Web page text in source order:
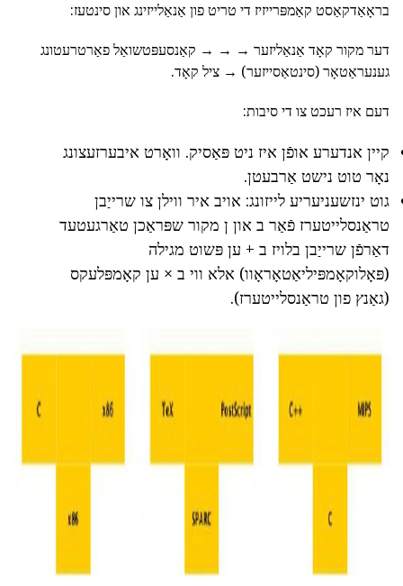
בראָאַדקאַסט קאַמפּרייזיז די טריט פון אַנאַלייזינג און סינטעז:
דער מקור קאָד אַנאַליזער → → → קאַנסעפּטשואַל פאַרטרעטונג
גענעראַטאָר (סינטאַסייזער) → ציל קאָד.
דעם איז רעכט צו די סיבות:
קיין אנדערע אופֿן איז ניט פּאַסיק. וואָרט איבערזעצונג
נאָר טוט נישט אַרבעטן.
גוט ינזשעניעריע לייזונג: אויב איר ווילן צו שרייַבן
טראַנסלייטערז פֿאַר ב און ן מקור שפּראַכן טאַרגעטעד
דאַרפֿן שרייַבן בלויז ב + ען פּשוט מגילה
(פּאָלוקאָמפּיליאַטאָראָוו) אלא ווי ב × ען קאָמפּלעקס
(גאַנץ פון טראַנסלייטערז).